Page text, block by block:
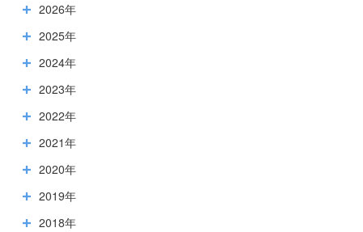
2026年
2025年
2024年
2023年
2022年
2021年
2020年
2019年
2018年